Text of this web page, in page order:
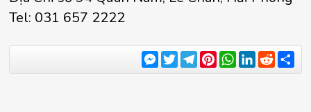
Tel: 031 657 2222
Messenger
TwitterTelegram
Pinterest
WhatsApp
LinkedIn
Reddit